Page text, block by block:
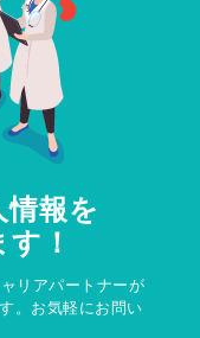
報を
！
リアパートナーが
。お気軽にお問い